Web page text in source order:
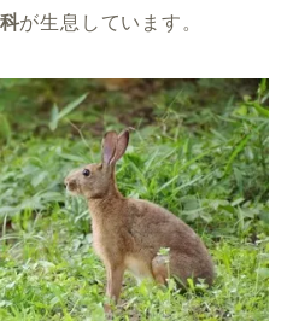
が生息しています。